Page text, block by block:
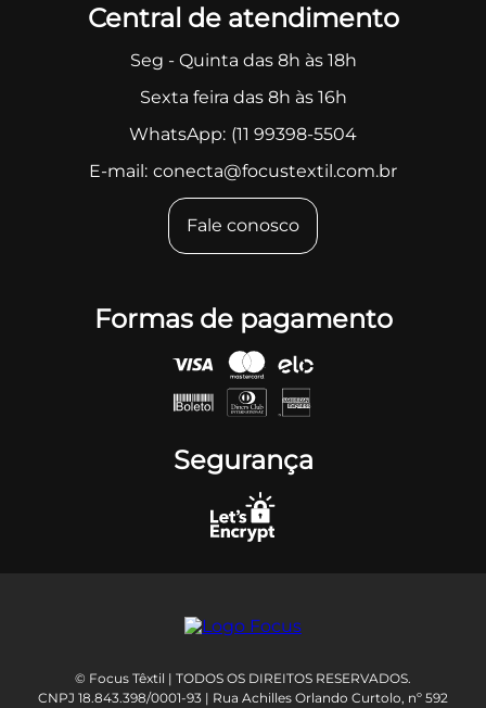
Central de atendimento
Seg - Quinta das 8h às 18h
Sexta feira das 8h às 16h
WhatsApp: (11 99398-5504
E-mail: conecta@focustextil.com.br
Fale conosco
Formas de pagamento
Segurança
© Focus Têxtil | TODOS OS DIREITOS RESERVADOS.
CNPJ 18.843.398/0001-93 | Rua Achilles Orlando Curtolo, nº 592